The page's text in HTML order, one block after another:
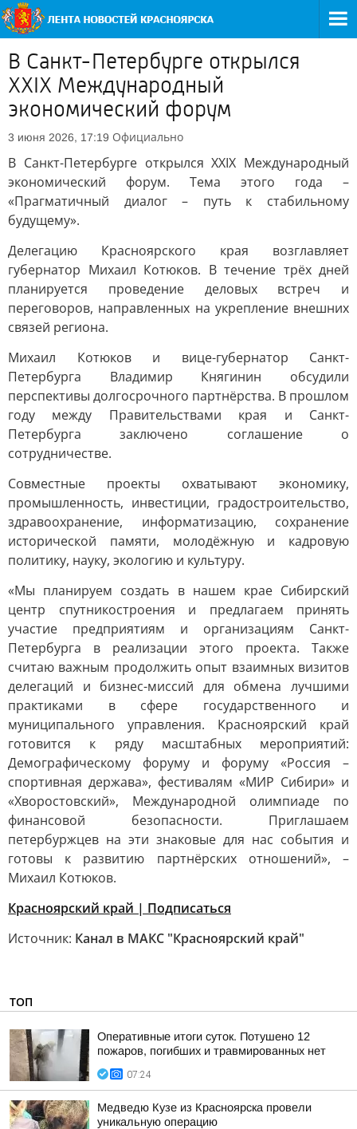
В Санкт-Петербурге открылся
XXIX Международный
экономический форум
3 июня 2026, 17:19 Официально
В Санкт-Петербурге открылся XXIX Международный
экономический форум. Тема этого года –
«Прагматичный диалог – путь к стабильному
будущему».
Делегацию Красноярского края возглавляет
губернатор Михаил Котюков. В течение трёх дней
планируется проведение деловых встреч и
переговоров, направленных на укрепление внешних
связей региона.
Михаил Котюков и вице-губернатор Санкт-
Петербурга Владимир Княгинин обсудили
перспективы долгосрочного партнёрства. В прошлом
году между Правительствами края и Санкт-
Петербурга заключено соглашение о
сотрудничестве.
Совместные проекты охватывают экономику,
промышленность, инвестиции, градостроительство,
здравоохранение, информатизацию, сохранение
исторической памяти, молодёжную и кадровую
политику, науку, экологию и культуру.
«Мы планируем создать в нашем крае Сибирский
центр спутникостроения и предлагаем принять
участие предприятиям и организациям Санкт-
Петербурга в реализации этого проекта. Также
считаю важным продолжить опыт взаимных визитов
делегаций и бизнес-миссий для обмена лучшими
практиками в сфере государственного и
муниципального управления. Красноярский край
готовится к ряду масштабных мероприятий:
Демографическому форуму и форуму «Россия –
спортивная держава», фестивалям «МИР Сибири» и
«Хворостовский», Международной олимпиаде по
финансовой безопасности. Приглашаем
петербуржцев на эти знаковые для нас события и
готовы к развитию партнёрских отношений», –
Михаил Котюков.
Красноярский край | Подписаться
Источник: Канал в МАКС "Красноярский край"
ТОП
Оперативные итоги суток. Потушено 12
пожаров, погибших и травмированных нет
07:24
Медведю Кузе из Красноярска провели
уникальную операцию